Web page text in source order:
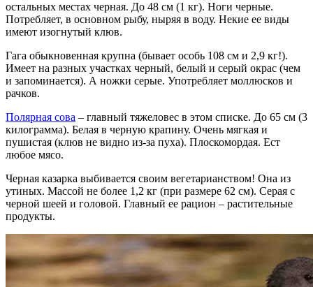
остальных местах черная. До 48 см (1 кг). Ноги черные.
Потребляет, в основном рыбу, ныряя в воду. Некие ее виды
имеют изогнутый клюв.
Гага обыкновенная крупна (бывает особь 108 см и 2,9 кг!).
Имеет на разных участках черный, белый и серый окрас (чем
и запоминается). А ножки серые. Употребляет моллюсков и
рачков.
Полярная сова – главный тяжеловес в этом списке. До 65 см (3
килограмма). Белая в черную крапину. Очень мягкая и
пушистая (клюв не видно из-за пуха). Плоскомордая. Ест
любое мясо.
Черная казарка выбивается своим вегетарианством! Она из
утиных. Массой не более 1,2 кг (при размере 62 см). Серая с
черной шеей и головой. Главный ее рацион – растительные
продукты.